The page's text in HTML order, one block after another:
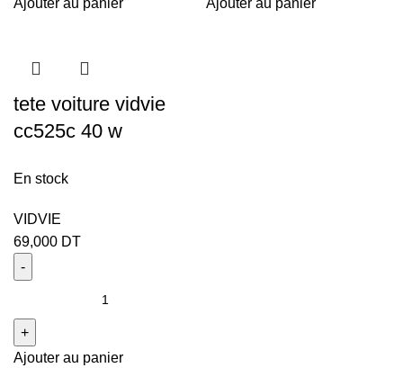
Ajouter au panier Ajouter au panier
tete voiture vidvie
cc525c 40 w
En stock
VIDVIE
69,000 DT
Ajouter au panier